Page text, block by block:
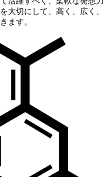
大切にして、高く、広く、
ます。